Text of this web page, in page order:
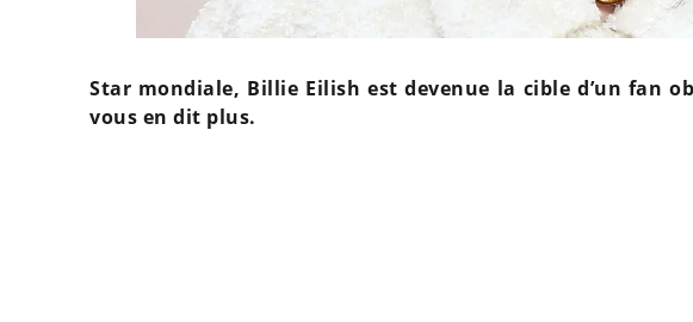
Star mondiale, Billie Eilish est devenue la cible d’un fan
vous en dit plus.